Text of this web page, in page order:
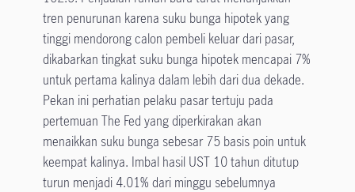
tren penurunan karena suku bunga hipotek yang
tinggi mendorong calon pembeli keluar dari pasar,
dikabarkan tingkat suku bunga hipotek mencapai 7%
untuk pertama kalinya dalam lebih dari dua dekade.
Pekan ini perhatian pelaku pasar tertuju pada
pertemuan The Fed yang diperkirakan akan
menaikkan suku bunga sebesar 75 basis poin untuk
keempat kalinya. Imbal hasil UST 10 tahun ditutup
turun menjadi 4.01% dari minggu sebelumnya